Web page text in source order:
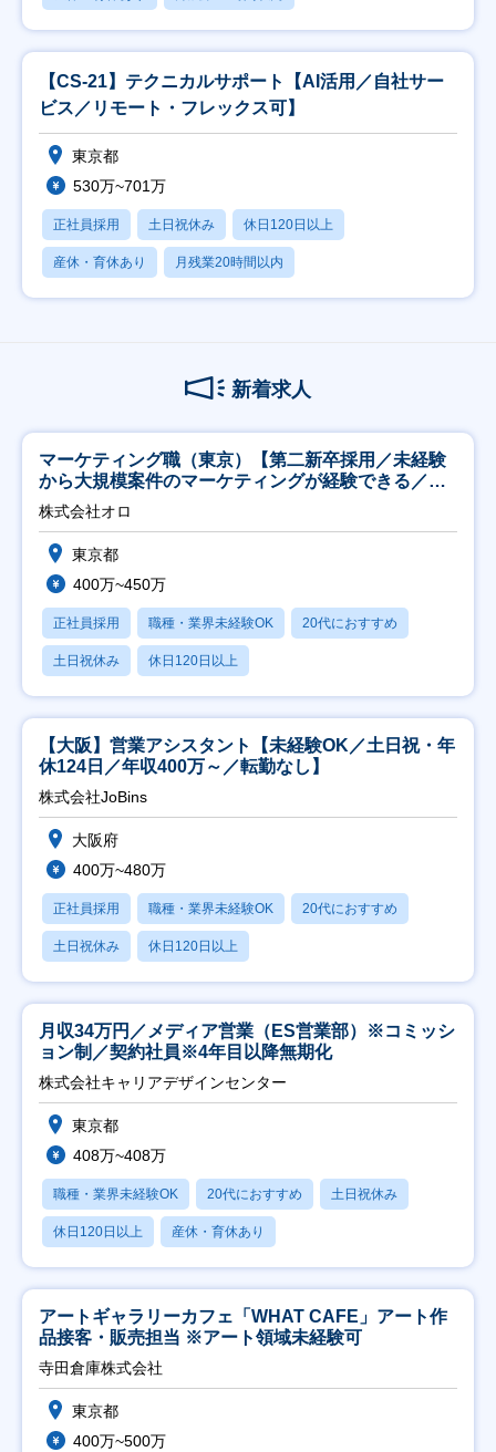
【CS-21】テクニカルサポート【AI活用／自社サー
ビス／リモート・フレックス可】
東京都
530万~701万
正社員採用 土日祝休み 休日120日以上
産休・育休あり 月残業20時間以内
新着求人
マーケティング職（東京）【第二新卒採用／未経験
から大規模案件のマーケティングが経験できる／研
修充実】
株式会社オロ
東京都
400万~450万
正社員採用 職種・業界未経験OK 20代におすすめ
土日祝休み 休日120日以上
【大阪】営業アシスタント【未経験OK／土日祝・年
休124日／年収400万～／転勤なし】
株式会社JoBins
大阪府
400万~480万
正社員採用 職種・業界未経験OK 20代におすすめ
土日祝休み 休日120日以上
月収34万円／メディア営業（ES営業部）※コミッシ
ョン制／契約社員※4年目以降無期化
株式会社キャリアデザインセンター
東京都
408万~408万
職種・業界未経験OK 20代におすすめ 土日祝休み
休日120日以上 産休・育休あり
アートギャラリーカフェ「WHAT CAFE」アート作
品接客・販売担当 ※アート領域未経験可
寺田倉庫株式会社
東京都
400万~500万